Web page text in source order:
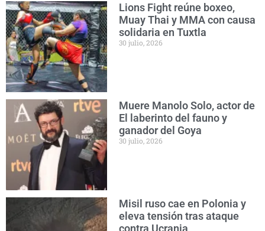
Lions Fight reúne boxeo,
Muay Thai y MMA con causa
solidaria en Tuxtla
30 julio, 2026
Muere Manolo Solo, actor de
El laberinto del fauno y
ganador del Goya
30 julio, 2026
Misil ruso cae en Polonia y
eleva tensión tras ataque
contra Ucrania